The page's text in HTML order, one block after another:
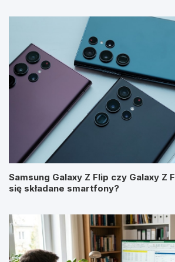
Samsung Galaxy Z Flip czy Galaxy Z
się składane smartfony?